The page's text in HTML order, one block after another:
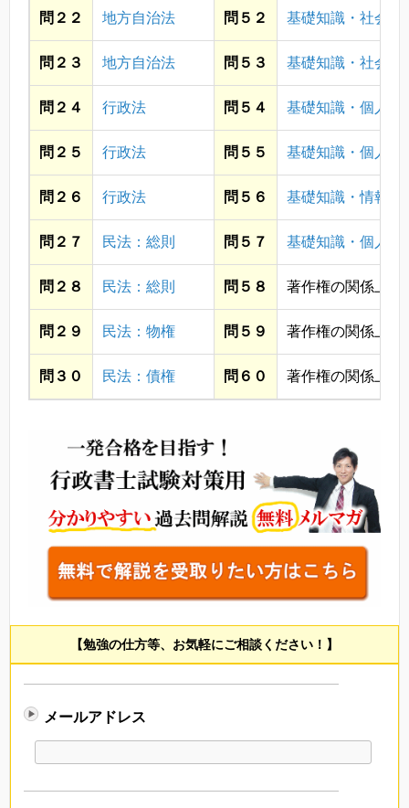
問２２ 地方自治法 問５２ 基礎知識・社会
問２３ 地方自治法 問５３ 基礎知識・社会
問２４ 行政法 問５４ 基礎知識・個人情
問２５ 行政法 問５５ 基礎知識・個人情
問２６ 行政法 問５６ 基礎知識・情報通
問２７ 民法：総則 問５７ 基礎知識・個人情
問２８ 民法：総則 問５８ 著作権の関係上省
問２９ 民法：物権 問５９ 著作権の関係上省
問３０ 民法：債権 問６０ 著作権の関係上省
【勉強の仕方等、お気軽にご相談ください！】
メールアドレス